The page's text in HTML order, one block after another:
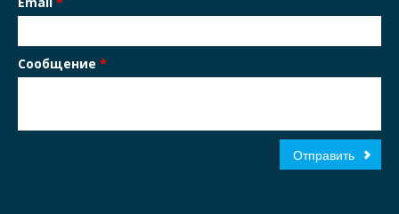
Сообщение *